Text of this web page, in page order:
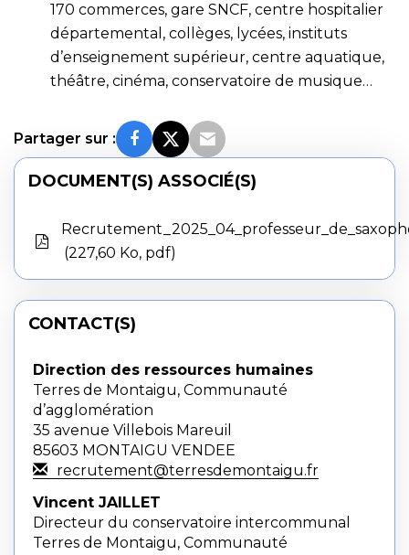
170 commerces, gare SNCF, centre hospitalier
départemental, collèges, lycées, instituts
d’enseignement supérieur, centre aquatique,
théâtre, cinéma, conservatoire de musique…
Partager sur :
DOCUMENT(S) ASSOCIÉ(S)
227,60 Ko, pdf
CONTACT(S)
Direction des ressources humaines
Terres de Montaigu, Communauté
d’agglomération
35 avenue Villebois Mareuil
85603 MONTAIGU VENDEE
recrutement@terresdemontaigu.fr
Vincent JAILLET
Directeur du conservatoire intercommunal
Terres de Montaigu, Communauté